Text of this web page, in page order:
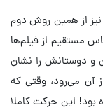
نیز از همین روش دوم
مستقیم از فیلم‌ها
و دوستانش را نشان
آن می‌رود، وقتی که
بود! این حرکت کاملا